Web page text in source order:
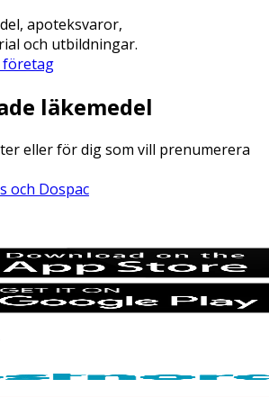
apoteksvaror,
och utbildningar.
företag
läkemedel
eller för dig som vill prenumerera
och Dospac